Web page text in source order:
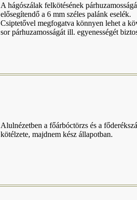
A hágószálak felkötésének
elősegítendő a 6 mm széles palánk eselék.
Csiptetővel megfogatva könnyen lehet a
sor párhuzamosságát ill. egyenességét
Alulnézetben a főárbóctörzs és a
kötélzete, majdnem kész állapotban.